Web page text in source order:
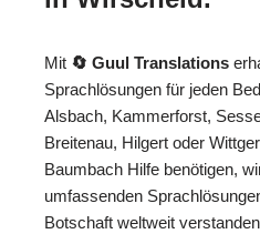
Mit 🔄 Guul Translations
Sprachlösungen für jeden
Alsbach, Kammerforst,
Breitenau, Hilgert oder
Baumbach Hilfe benötigen,
umfassenden
Botschaft weltweit